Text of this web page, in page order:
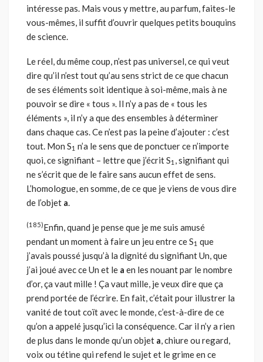
intéresse pas. Mais vous y mettre, au parfum, faites-le
vous-mêmes, il suffit d’ouvrir quelques petits bouquins
de science.
Le réel, du même coup, n’est pas universel, ce qui veut
dire qu’il n’est tout qu’au sens strict de ce que chacun
de ses éléments soit identique à soi-même, mais à ne
pouvoir se dire « tous ». Il n’y a pas de « tous les
éléments », il n’y a que des ensembles à déterminer
dans chaque cas. Ce n’est pas la peine d’ajouter : c’est
tout. Mon S1 n’a le sens que de ponctuer ce n’importe
quoi, ce signifiant – lettre que j’écrit S1 , signifiant qui
ne s’écrit que de le faire sans aucun effet de sens.
L’homologue, en somme, de ce que je viens de vous dire
de l’objet a.
(185)Enfin, quand je pense que je me suis amusé
pendant un moment à faire un jeu entre ce S1 que
j’avais poussé jusqu’à la dignité du signifiant Un, que
j’ai joué avec ce Un et le a en les nouant par le nombre
d’or, ça vaut mille ! Ça vaut mille, je veux dire que ça
prend portée de l’écrire. En fait, c’était pour illustrer la
vanité de tout coït avec le monde, c’est-à-dire de ce
qu’on a appelé jusqu’ici la conséquence. Car il n’y a rien
de plus dans le monde qu’un objet a, chiure ou regard,
voix ou tétine qui refend le sujet et le grime en ce